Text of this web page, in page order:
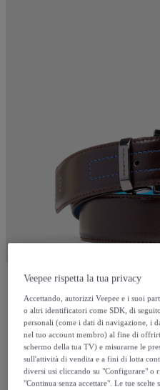
Piquadro
Piquadro Cintura in
ardiglione
Modello: TU
Veepee rispetta la tua privacy
Accettando, autorizzi Veepee e i suoi
o altri identificatori come SDK, di
personali (come i dati di navigazione, i
nel tuo account membro) al fine di
schermo della tua TV) e misurarne le
sull'attività di vendita e a fini di lotta
diversi usi cliccando su "Configurare" o
"Continua senza accettare". Le tue